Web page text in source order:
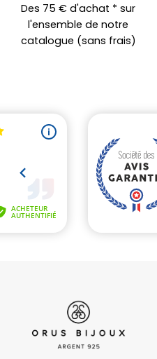
Des 75 € d'achat * sur
l'ensemble de notre
catalogue (sans frais)